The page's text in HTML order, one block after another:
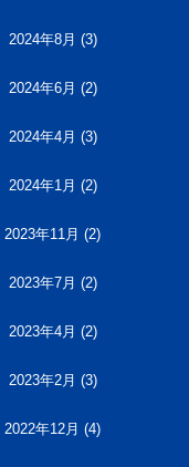
2024年8月 (3)
2024年6月 (2)
2024年4月 (3)
2024年1月 (2)
2023年11月 (2)
2023年7月 (2)
2023年4月 (2)
2023年2月 (3)
2022年12月 (4)